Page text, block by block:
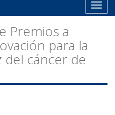
Premios a
para la
cáncer de